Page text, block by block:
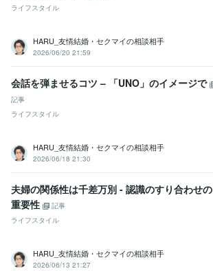
ライフスタイル
HARU_友情結婚・セクマイの相談相手
2026/06/20 21:59
会話を弾ませるコツ – 「UNO」のイメージで
記事
ライフスタイル
HARU_友情結婚・セクマイの相談相手
2026/06/18 21:30
夫婦の関係性は千差万別 - 認識のすり合わせの
重要性
記事
ライフスタイル
HARU_友情結婚・セクマイの相談相手
2026/06/13 21:27